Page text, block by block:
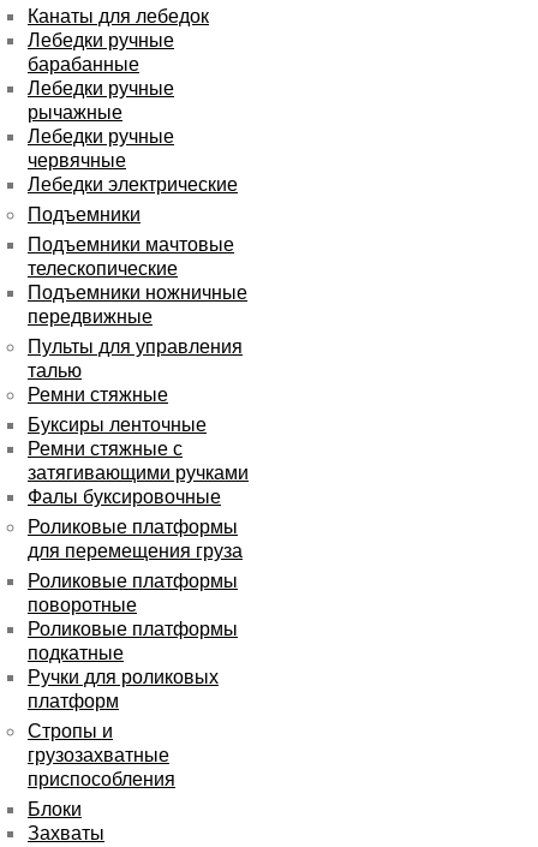
Канаты для лебедок
Лебедки ручные
барабанные
Лебедки ручные
рычажные
Лебедки ручные
червячные
Лебедки электрические
Подъемники
Подъемники мачтовые
телескопические
Подъемники ножничные
передвижные
Пульты для управления
талью
Ремни стяжные
Буксиры ленточные
Ремни стяжные с
затягивающими ручками
Фалы буксировочные
Роликовые платформы
для перемещения груза
Роликовые платформы
поворотные
Роликовые платформы
подкатные
Ручки для роликовых
платформ
Стропы и
грузозахватные
приспособления
Блоки
Захваты